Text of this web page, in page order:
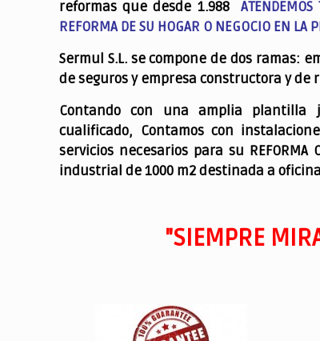
reformas que desde 1.988
REFORMA DE SU HOGAR O NEGOCIO EN LA
Sermul S.L. se compone de dos ramas:
de seguros y empresa constructora y de
Contando con una amplia plantilla
cualificado, Contamos con
servicios necesarios para su REFORMA
industrial de 1000 m2 destinada a
"SIEMPRE